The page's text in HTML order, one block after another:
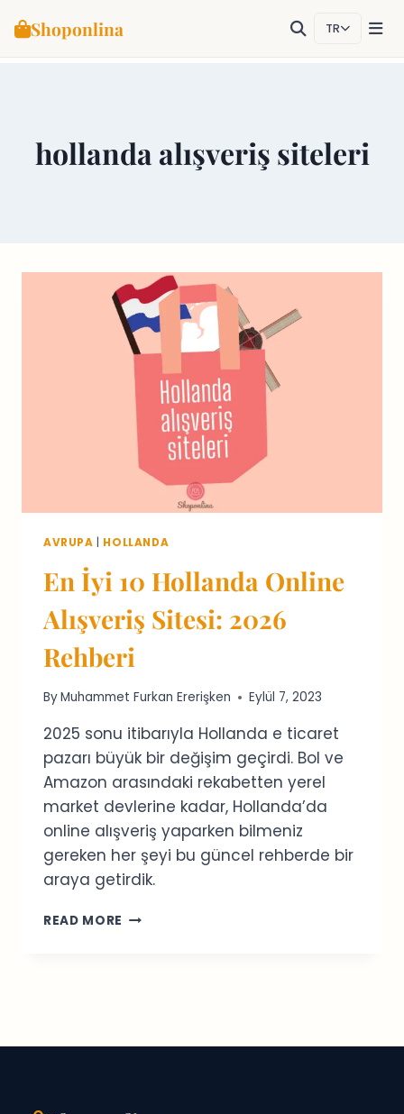
Shoponlina TR
hollanda alışveriş siteleri
AVRUPA HOLLANDA
En İyi 10 Hollanda Online
Alışveriş Sitesi: 2026
Rehberi
ByMuhammet Furkan Ererişken Eylül 7, 2023
2025 sonu itibarıyla Hollanda e ticaret
pazarı büyük bir değişim geçirdi. Bol ve
Amazon arasındaki rekabetten yerel
market devlerine kadar, Hollanda’da
online alışveriş yaparken bilmeniz
gereken her şeyi bu güncel rehberde bir
araya getirdik.
READ MORE EN
2026